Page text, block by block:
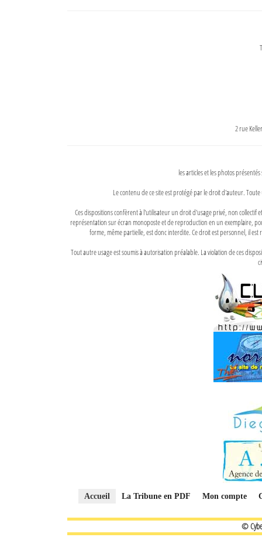
2 rue
les articles et les photos
Le contenu de ce site est protégé par le droit d'auteur.
Ces dispositions confèrent à l'utilisateur un droit d'usage privé, non
représentation sur écran monoposte et de reproduction en un exemplaire,
forme, même partielle, est donc interdite. Ce droit est personnel, il
Tout autre usage est soumis à autorisation préalable. La violation de ces
Accueil La Tribune en PDF Mon compte
©